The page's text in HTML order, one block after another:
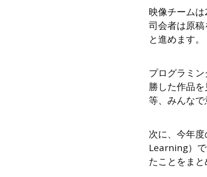
映像チーム
司会者は原
と進めます。
プログラミ
勝した作品
等、みんなで
次に、今年
Learning）
たことをまと